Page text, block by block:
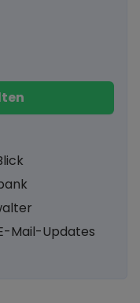
Mail-Updates